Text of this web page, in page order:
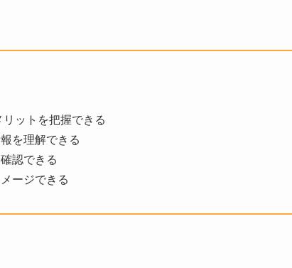
ットを把握できる
を理解できる
認できる
ージできる